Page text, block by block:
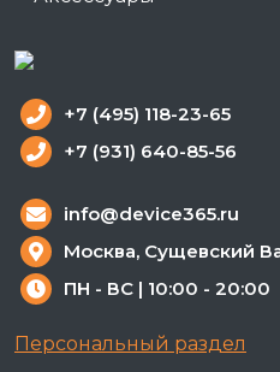
+7 (495) 118-23-65
+7 (931) 640-85-56
info@device365.ru
Москва, Сущевский
ПН - ВС | 10:00 - 20:00
Персональный раздел